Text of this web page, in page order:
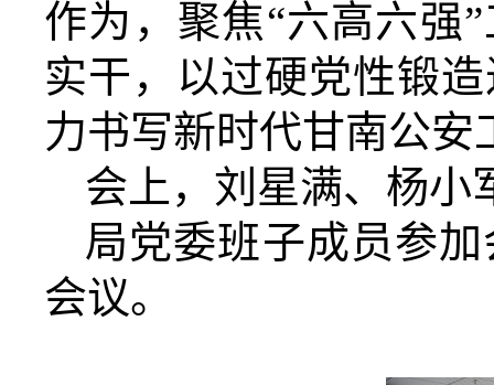
作为，聚焦“六高六强
实干，以过硬党性锻
力书写新时代甘南公
会上，刘星满、杨小
局党委班子成员参
会议。